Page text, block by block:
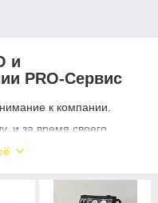
и
PRO-Сервис
к компании.
и за время своего
и партнеров.
страны.